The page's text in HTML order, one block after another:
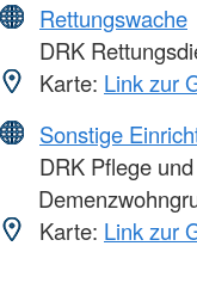
Rettungswache
DRK
Karte: Link zur
Sonstige
DRK Pflege
Karte: Link zur